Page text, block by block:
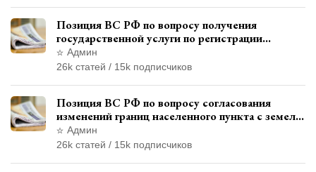
Позиция ВС РФ по вопросу получения
государственной услуги по регистрации
транспортного средства через представителя
Админ
26k статей / 15k подписчиков
Позиция ВС РФ по вопросу согласования
изменений границ населенного пункта с земель
лесного фонда
Админ
26k статей / 15k подписчиков